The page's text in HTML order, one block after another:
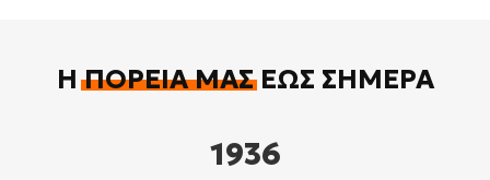
ΗΠΟΡΕΊΑ ΜΑΣΈΩΣ ΣΉΜΕΡΑ
1936